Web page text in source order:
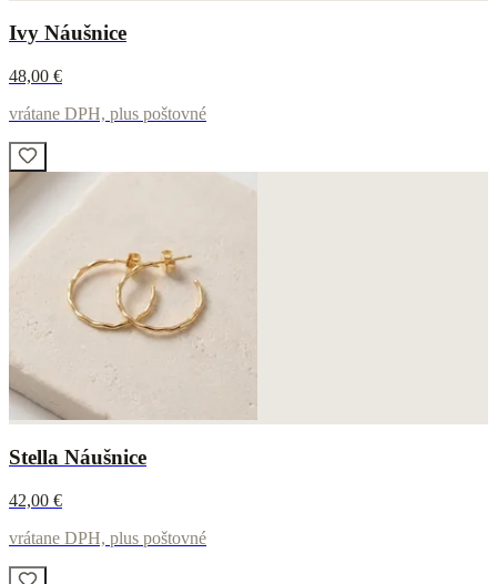
Ivy Náušnice
48,00 €
vrátane DPH, plus poštovné
Stella Náušnice
42,00 €
vrátane DPH, plus poštovné